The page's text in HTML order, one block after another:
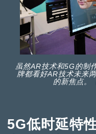
虽然AR技术和5G的制
牌都看好AR技术未来
的新焦点。
5G低时延特